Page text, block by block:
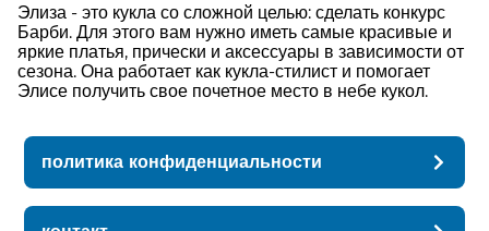
Элиза - это кукла со сложной целью: сделать конкурс
Барби. Для этого вам нужно иметь самые красивые и
яркие платья, прически и аксессуары в зависимости от
сезона. Она работает как кукла-стилист и помогает
Элисе получить свое почетное место в небе кукол.
политика конфиденциальности